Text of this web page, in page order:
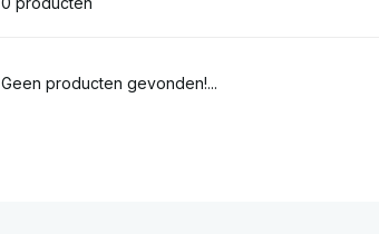
Geen producten gevonden!...